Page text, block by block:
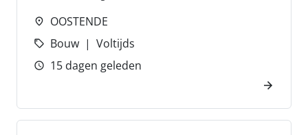
OOSTENDE
Bouw
Voltijds
15 dagen geleden